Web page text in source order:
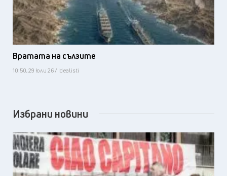
Вратата на сълзите
10:50, 29 юли 26 / Idealisti
Избрани новини